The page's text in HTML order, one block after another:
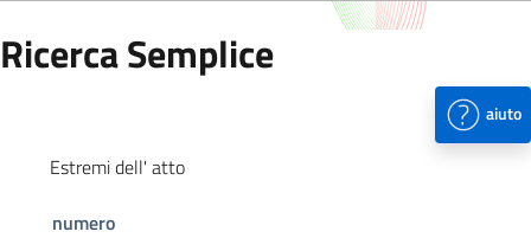
Ricerca Semplice
aiuto
Estremi dell' atto
numero